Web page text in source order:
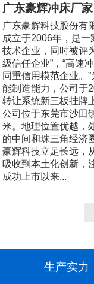
广东豪辉冲床厂家
广东豪辉科技股份有
成立于2006年，是
技术企业，同时被评
级信任企业”，“高速
同重信用模范企业。
能制造能力，公司于
转让系统新三板挂牌
公司位于东莞市沙田
米。地理位置优越，
的中间和珠三角经济
豪辉科技立足长远，
吸收到本土化创新，
成功上市以来...
生产实力